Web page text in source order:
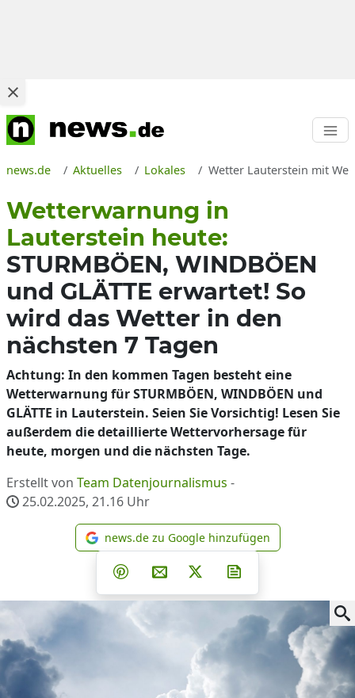
news.de Aktuelles Lokales Wetter Lauterstein mit
Wetterwarnung in
Lauterstein heute:
STURMBÖEN, WINDBÖEN
und GLÄTTE erwartet! So
wird das Wetter in den
nächsten 7 Tagen
Achtung: In den kommen Tagen besteht eine
Wetterwarnung für STURMBÖEN, WINDBÖEN und
GLÄTTE in Lauterstein. Seien Sie Vorsichtig! Lesen Sie
außerdem die detaillierte Wettervorhersage für
heute, morgen und die nächsten Tage.
Erstellt von Team Datenjournalismus -
25.02.2025, 21.16 Uhr
news.de zu Google
news.de zu Google hinzufügen
Teilen auf Facebook
Teilen auf Whatsapp
Teilen auf Telegram
Teilen auf Pinterest
Per E-Mail teilen
Post auf X